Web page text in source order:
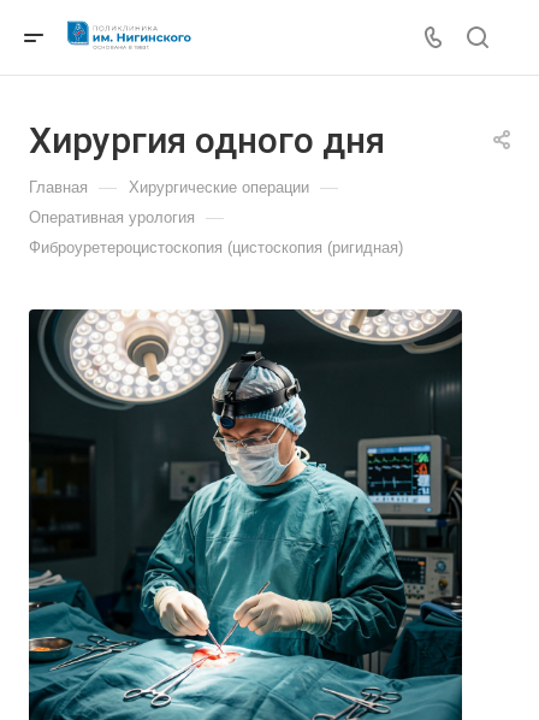
Хирургия одного дня
Главная — Хирургические операции —
Оперативная урология —
Фиброуретероцистоскопия (цистоскопия (ригидная)